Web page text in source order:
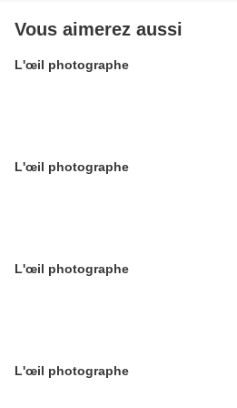
Vous aimerez aussi
L'œil photographe
L'œil photographe
L'œil photographe
L'œil photographe